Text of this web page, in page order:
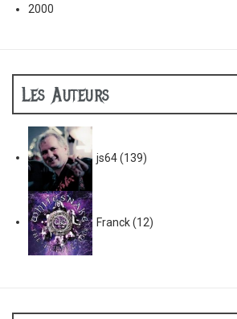
2000
Les Auteurs
js64(139)
Franck(12)